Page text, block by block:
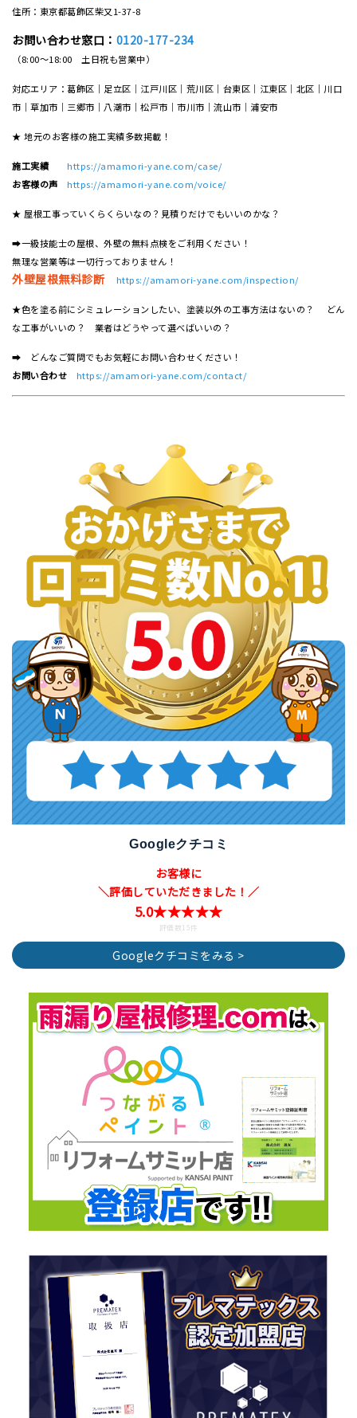
住所：東京都葛飾区柴又1-37-8
お問い合わせ窓口： 0120-177-234
（8:00～18:00 土日祝も営業中）
対応エリア：葛飾区｜足立区｜江戸川区｜荒川区｜台東区｜江東区｜北区｜川口
市｜草加市｜三郷市｜八潮市｜松⼾市｜市川市｜流⼭市｜浦安市
★ 地元のお客様の施工実績多数掲載！
施工実績
https://amamori-yane.com/case/
お客様の声
https://amamori-yane.com/voice/
★ 屋根工事っていくらくらいなの？見積りだけでもいいのかな？
➡一級技能士の屋根、外壁の無料点検をご利用ください！
無理な営業等は一切行っておりません！
外壁屋根無料診断 https://amamori-yane.com/inspection/
★色を塗る前にシミュレーションしたい、塗装以外の工事方法はないの？ どん
な工事がいいの？ 業者はどうやって選べばいいの？
➡ どんなご質問でもお気軽にお問い合わせください！
お問い合わせ
https://amamori-yane.com/contact/
Googleクチコミ
お客様に
＼評価していただきました！／
5.0★★★★★
評価数15件
Googleクチコミをみる >